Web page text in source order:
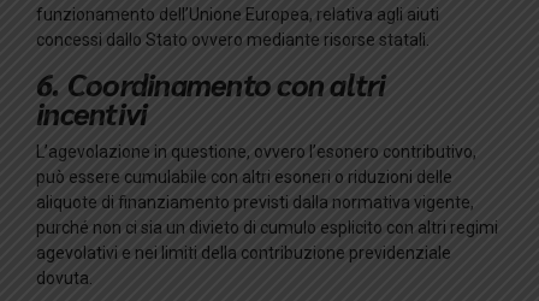
funzionamento dell’Unione Europea, relativa agli aiuti
concessi dallo Stato ovvero mediante risorse statali.
6. Coordinamento con altri
incentivi
L’agevolazione in questione, ovvero l’esonero contributivo,
può essere cumulabile con altri esoneri o riduzioni delle
aliquote di finanziamento previsti dalla normativa vigente,
purché non ci sia un divieto di cumulo esplicito con altri regimi
agevolativi e nei limiti della contribuzione previdenziale
dovuta.